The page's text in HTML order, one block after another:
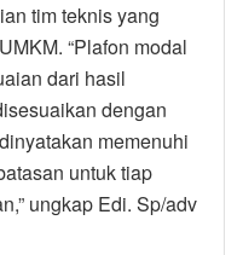
tim teknis yang
“Plafon modal
dari hasil
dengan
memenuhi
untuk tiap
ungkap Edi. Sp/adv